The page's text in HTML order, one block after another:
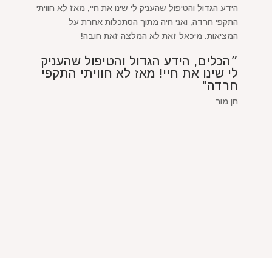
הידע הגדול והטיפול שהעניק לי שינו את חיי, מאז לא חוויתי
התקפי חרדה, ואני חיה מתוך הסתכלות אחרת על
המציאות. מיכאל זאת לא המלצה זאת חובה!
״הכלים, הידע הגדול והטיפול שהעניק
לי שינו את חיי! מאז לא חוויתי התקפי
חרדה"
חן מור